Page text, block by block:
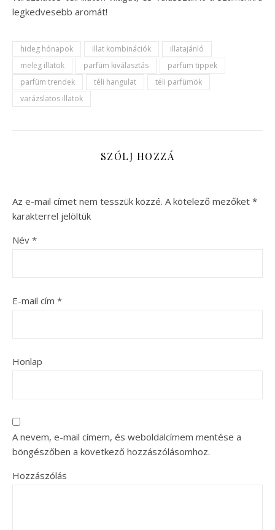
legkedvesebb aromát!
hideg hónapok illat kombinációk
illatajánló
meleg illatok
parfüm kiválasztás
parfüm tippek
parfüm trendek
téli hangulat
téli parfümök
varázslatos illatok
SZÓLJ HOZZÁ
Az e-mail címet nem tesszük közzé. A kötelező mezőket *
karakterrel jelöltük
Név *
E-mail cím *
Honlap
A nevem, e-mail címem, és weboldalcímem mentése a
böngészőben a következő hozzászólásomhoz.
Hozzászólás